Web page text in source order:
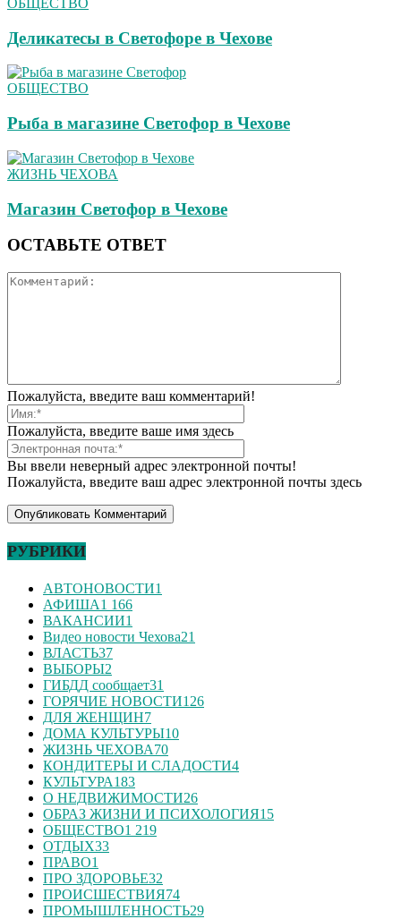
ОБЩЕСТВО
Деликатесы в Светофоре в Чехове
ОБЩЕСТВО
Рыба в магазине Светофор в Чехове
ЖИЗНЬ ЧЕХОВА
Магазин Светофор в Чехове
ОСТАВЬТЕ ОТВЕТ
Пожалуйста, введите ваш комментарий!
Пожалуйста, введите ваше имя здесь
Вы ввели неверный адрес электронной почты!
Пожалуйста, введите ваш адрес электронной почты здесь
РУБРИКИ
АВТОНОВОСТИ1
АФИША1 166
ВАКАНСИИ1
Видео новости Чехова21
ВЛАСТЬ37
ВЫБОРЫ2
ГИБДД сообщает31
ГОРЯЧИЕ НОВОСТИ126
ДЛЯ ЖЕНЩИН7
ДОМА КУЛЬТУРЫ10
ЖИЗНЬ ЧЕХОВА70
КОНДИТЕРЫ И СЛАДОСТИ4
КУЛЬТУРА183
О НЕДВИЖИМОСТИ26
ОБРАЗ ЖИЗНИ И ПСИХОЛОГИЯ15
ОБЩЕСТВО1 219
ОТДЫХ33
ПРАВО1
ПРО ЗДОРОВЬЕ32
ПРОИСШЕСТВИЯ74
ПРОМЫШЛЕННОСТЬ29